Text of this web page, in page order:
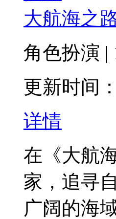
大航海之
角色扮演 |
更新时间
详情
在《大航
家，追寻
广阔的海